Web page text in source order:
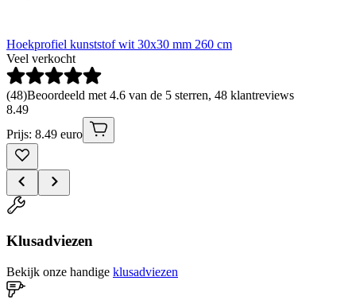
Hoekprofiel kunststof wit 30x30 mm 260 cm
Veel verkocht
(48)Beoordeeld met 4.6 van de 5 sterren, 48 klantreviews
8.49
Prijs: 8.49 euro
Klusadviezen
Bekijk onze handige klusadviezen